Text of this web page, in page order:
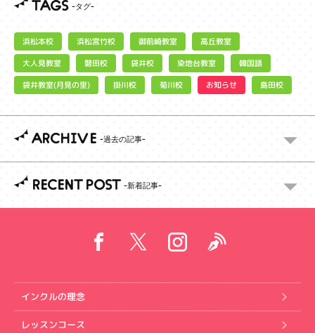
TAGS
浜松本校 浜松宮竹校 御前崎教室 高丘教室
大人見教室 磐田校 袋井校 染地台教室 韓国語
袋井教室(月見の里) 掛川校 菊川校 お知らせ 島田校
ARCHIVE
RECENT POST
インクルの理念
レッスンコース